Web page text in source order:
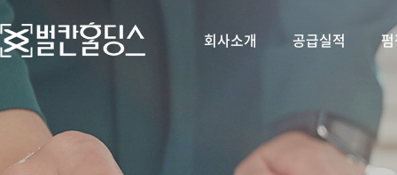
회사소개 공급실적